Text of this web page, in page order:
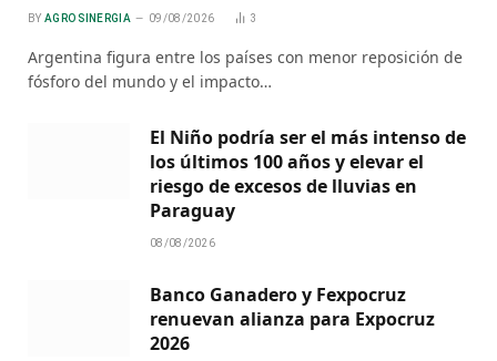
BY AGRO SINERGIA 09/08/2026 3
Argentina figura entre los países con menor reposición de
fósforo del mundo y el impacto…
El Niño podría ser el más intenso de
los últimos 100 años y elevar el
riesgo de excesos de lluvias en
Paraguay
08/08/2026
Banco Ganadero y Fexpocruz
renuevan alianza para Expocruz
2026